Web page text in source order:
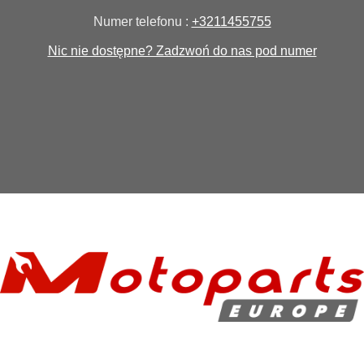
Numer telefonu : +3211455755
Nic nie dostępne? Zadzwoń do nas pod numer